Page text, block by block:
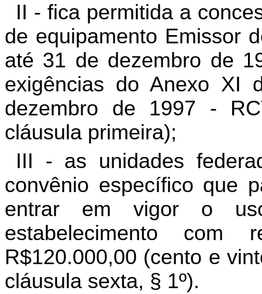
II - fica permitida a
de equipamento Emissor
até 31 de dezembro de
exigências do Anexo XI
dezembro de 1997 -
cláusula primeira);
III - as unidades
convênio específico que
entrar em vigor o
estabelecimento
R$120.000,00 (cento e
cláusula sexta, § 1º).